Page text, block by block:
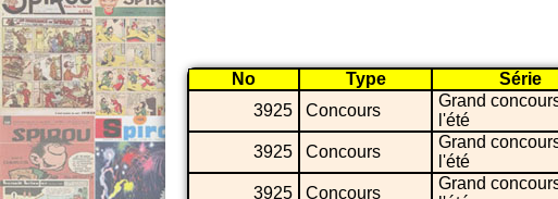
No Type Série
3925
Concours
Grand
l'été
3925 Concours
Grand
l'été
3925
Concours
Grand